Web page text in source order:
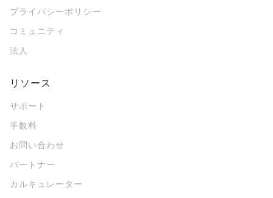
プライバシーポリシー
コミュニティ
法人
リソース
サポート
手数料
お問い合わせ
パートナー
カルキュレーター